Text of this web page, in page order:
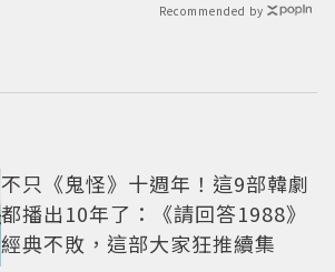
Recommended by
不只《鬼怪》十週年！這9部韓劇
都播出10年了：《請回答1988》
經典不敗，這部大家狂推續集